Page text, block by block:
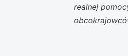
realnej